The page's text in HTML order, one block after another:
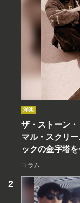
洋楽
ザ・ストーン
マル・スクリ
ックの金字塔
コラム